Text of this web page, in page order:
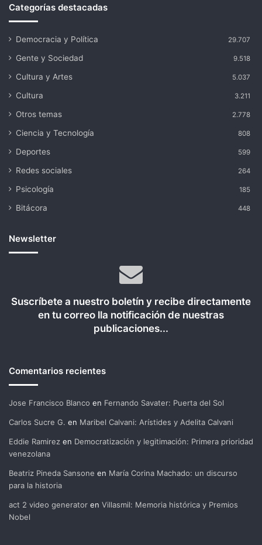
Categorías destacadas
Democracia y Política 29.707
Gente y Sociedad 9.518
Cultura y Artes 5.037
Cultura 3.211
Otros temas 2.778
Ciencia y Tecnología 808
Deportes 599
Redes sociales 264
Psicología 185
Bitácora 448
Newsletter
Suscríbete a nuestro boletín y recibe directamente
en tu correo lla notificación de nuestras
publicaciones...
Comentarios recientes
Jose Francisco Blanco en Fernando Savater: Puerta del Sol
Carlos Sucre G. en Maribel Calvani: Arístides y Adelita Calvani
Eddie Ramirez en Democratización y legitimación: Primera prioridad
venezolana
Beatriz Pineda Sansone en María Corina Machado: un discurso
para la historia
act 2 video generator en Villasmil: Memoria histórica y Premios
Nobel